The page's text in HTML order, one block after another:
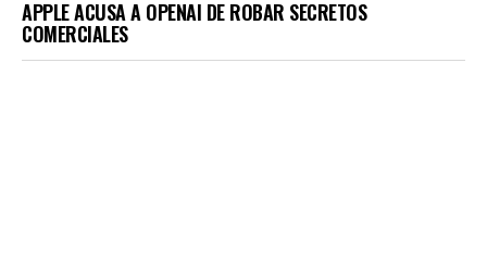
APPLE ACUSA A OPENAI DE ROBAR SECRETOS
COMERCIALES